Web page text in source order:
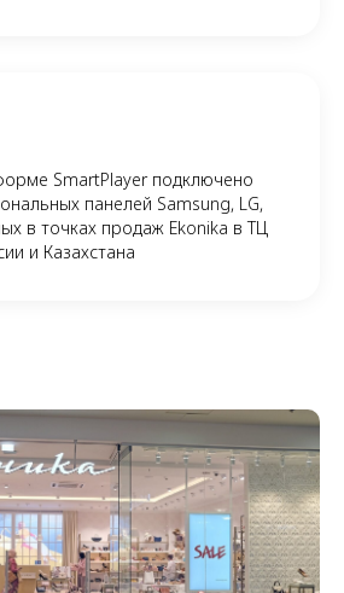
SmartPlayer подключено
панелей Samsung, LG,
в точках продаж Ekonika в ТЦ
и Казахстана